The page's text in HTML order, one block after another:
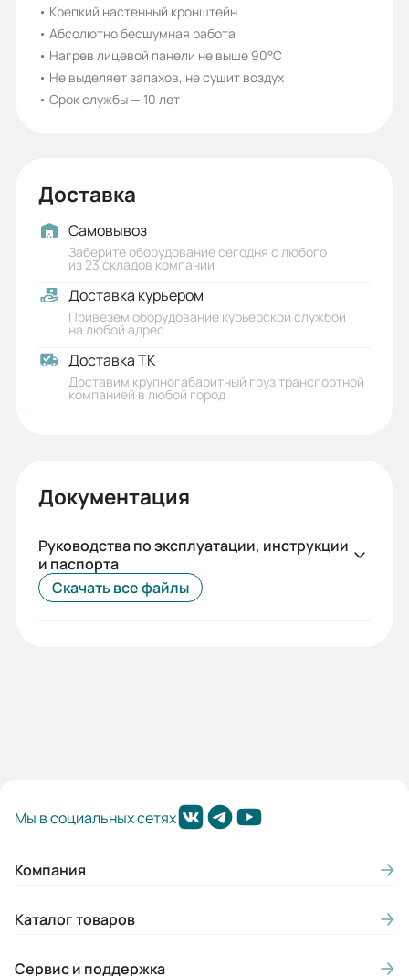
• Крепкий настенный кронштейн
• Абсолютно бесшумная работа
• Нагрев лицевой панели не выше 90°С
• Не выделяет запахов, не сушит воздух
• Срок службы — 10 лет
Доставка
Самовывоз
Заберите оборудование сегодня с любого
из 23 складов компании
Доставка курьером
Привезем оборудование курьерской службой
на любой адрес
Доставка ТК
Доставим крупногабаритный груз транспортной
компанией в любой город
Документация
Руководства по эксплуатации, инструкции
и паспорта
Скачать все файлы
Мы в социальных сетях
Компания
Каталог товаров
Сервис и поддержка